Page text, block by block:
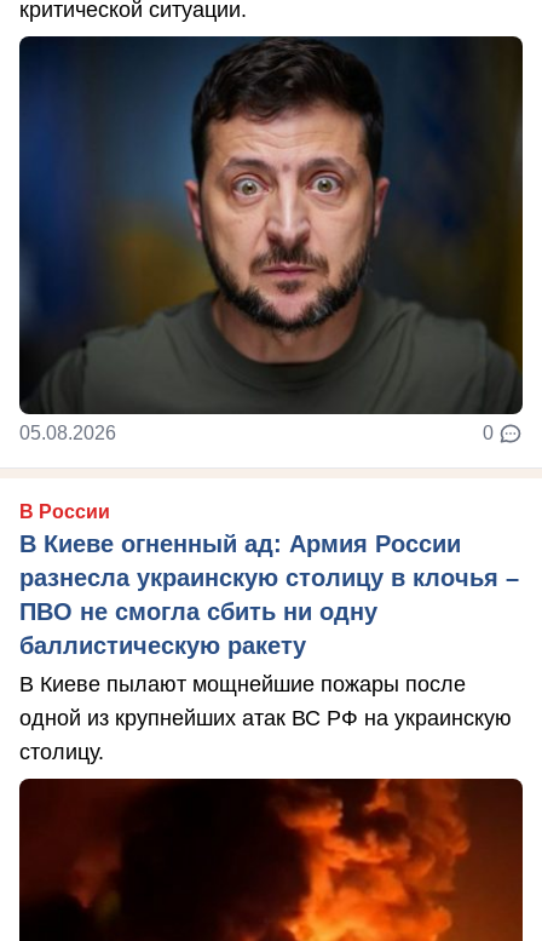
критической ситуации.
05.08.2026 0
В России
В Киеве огненный ад: Армия России
разнесла украинскую столицу в клочья –
ПВО не смогла сбить ни одну
баллистическую ракету
В Киеве пылают мощнейшие пожары после
одной из крупнейших атак ВС РФ на украинскую
столицу.